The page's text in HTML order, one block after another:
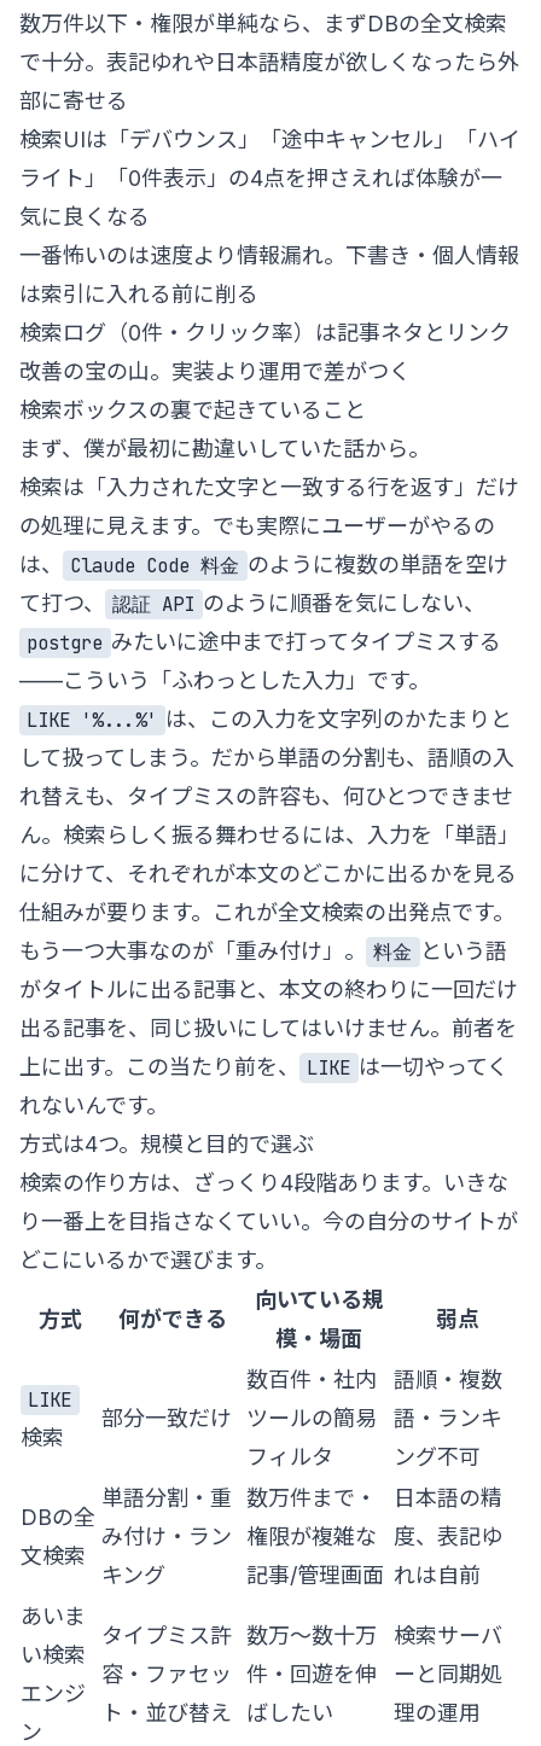
数万件以下・権限が単純なら、まずDBの全文検索
で十分。表記ゆれや日本語精度が欲しくなったら外
部に寄せる
検索UIは「デバウンス」「途中キャンセル」「ハイ
ライト」「0件表示」の4点を押さえれば体験が一
気に良くなる
一番怖いのは速度より情報漏れ。下書き・個人情報
は索引に入れる前に削る
検索ログ（0件・クリック率）は記事ネタとリンク
改善の宝の山。実装より運用で差がつく
検索ボックスの裏で起きていること
まず、僕が最初に勘違いしていた話から。
検索は「入力された文字と一致する行を返す」だけ
の処理に見えます。でも実際にユーザーがやるの
は、
Claude Code 料金 のように複数の単語を空け
て打つ、
認証 API のように順番を気にしない、
postgre みたいに途中まで打ってタイプミスする
——こういう「ふわっとした入力」です。
LIKE '%...%' は、この入力を文字列のかたまりと
して扱ってしまう。だから単語の分割も、語順の入
れ替えも、タイプミスの許容も、何ひとつできませ
ん。検索らしく振る舞わせるには、入力を「単語」
に分けて、それぞれが本文のどこかに出るかを見る
仕組みが要ります。これが全文検索の出発点です。
もう一つ大事なのが「重み付け」。
料金 という語
がタイトルに出る記事と、本文の終わりに一回だけ
出る記事を、同じ扱いにしてはいけません。前者を
上に出す。この当たり前を、
LIKE は一切やってく
れないんです。
方式は4つ。規模と目的で選ぶ
検索の作り方は、ざっくり4段階あります。いきな
り一番上を目指さなくていい。今の自分のサイトが
どこにいるかで選びます。
方式 何ができる
向いている規
模・場面
弱点
LIKE
検索
部分一致だけ
数百件・社内
ツールの簡易
フィルタ
語順・複数
語・ランキ
ング不可
DBの全
文検索
単語分割・重
み付け・ラン
キング
数万件まで・
権限が複雑な
記事/管理画面
日本語の精
度、表記ゆ
れは自前
あいま
い検索
エンジ
ン
タイプミス許
容・ファセッ
ト・並び替え
数万〜数十万
件・回遊を伸
ばしたい
検索サーバ
ーと同期処
理の運用